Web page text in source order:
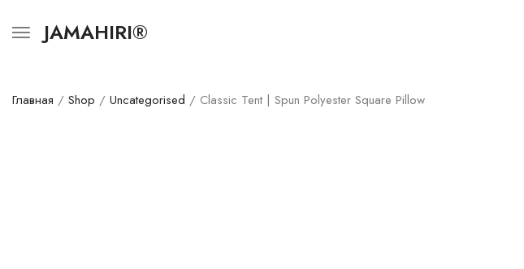
JAMAHIRI®
Главная / Shop / Uncategorised / Classic Tent | Spun Polyester Square Pillow